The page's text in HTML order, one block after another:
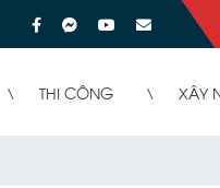
THI CÔNG XÂY